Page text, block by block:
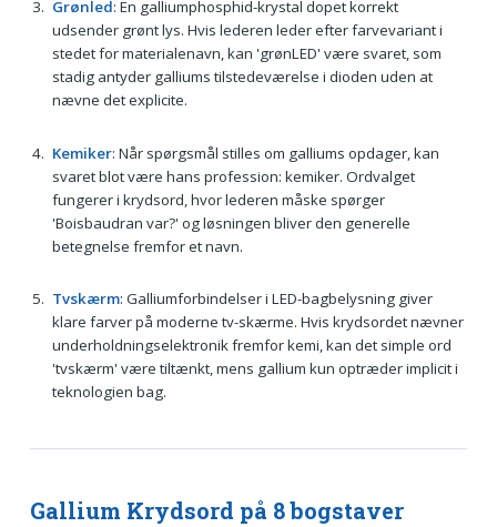
Grønled: En galliumphosphid-krystal dopet korrekt
udsender grønt lys. Hvis lederen leder efter farvevariant i
stedet for materialenavn, kan 'grønLED' være svaret, som
stadig antyder galliums tilstedeværelse i dioden uden at
nævne det explicite.
Kemiker: Når spørgsmål stilles om galliums opdager, kan
svaret blot være hans profession: kemiker. Ordvalget
fungerer i krydsord, hvor lederen måske spørger
'Boisbaudran var?' og løsningen bliver den generelle
betegnelse fremfor et navn.
Tvskærm: Galliumforbindelser i LED-bagbelysning giver
klare farver på moderne tv-skærme. Hvis krydsordet nævner
underholdningselektronik fremfor kemi, kan det simple ord
'tvskærm' være tiltænkt, mens gallium kun optræder implicit i
teknologien bag.
Gallium Krydsord på 8 bogstaver